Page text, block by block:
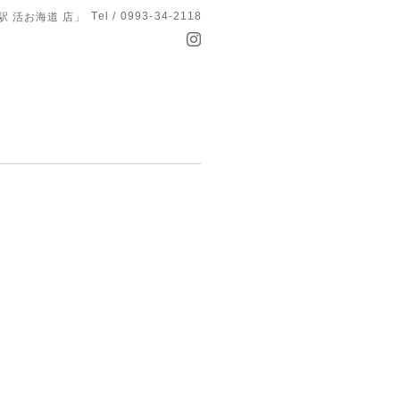
活お海道 店」 Tel / 0993-34-2118